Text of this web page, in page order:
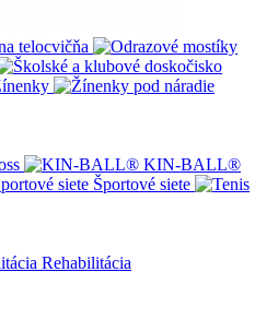
telocvičňa
KIN-BALL®
Športové siete
Rehabilitácia